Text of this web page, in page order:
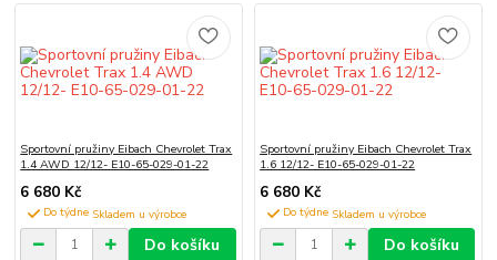
Sportovní pružiny Eibach Chevrolet Trax
1.4 AWD 12/12- E10-65-029-01-22
6 680 Kč
Do týdne
Do košíku
Sportovní pružiny Eibach Chevrolet Trax
1.6 12/12- E10-65-029-01-22
6 680 Kč
Do týdne
Do košíku